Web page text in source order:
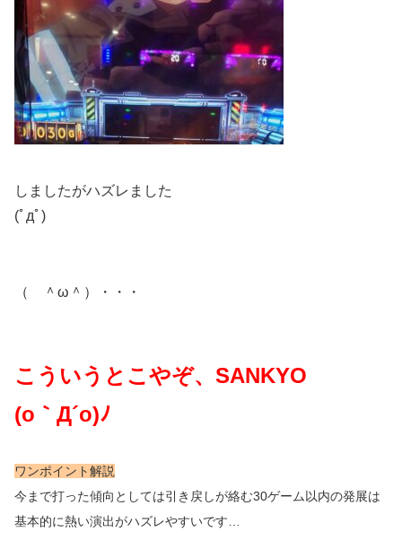
しましたがハズレました
(ﾟдﾟ)
（ ＾ω＾）・・・
こういうとこやぞ、SANKYO
(o｀Д´o)ﾉ
ワンポイント解説
今まで打った傾向としては引き戻しが絡む30ゲーム以内の発展は
基本的に熱い演出がハズレやすいです…